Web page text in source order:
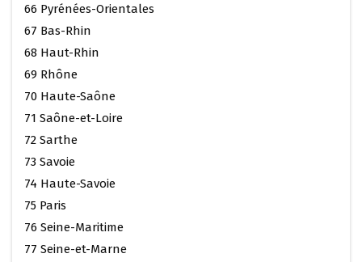
66 Pyrénées-Orientales
67 Bas-Rhin
68 Haut-Rhin
69 Rhône
70 Haute-Saône
71 Saône-et-Loire
72 Sarthe
73 Savoie
74 Haute-Savoie
75 Paris
76 Seine-Maritime
77 Seine-et-Marne